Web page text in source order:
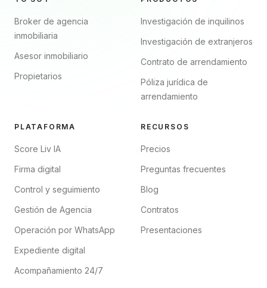
Broker de agencia
inmobiliaria
Asesor inmobiliario
Propietarios
Investigación de inquilinos
Investigación de extranjeros
Contrato de arrendamiento
Póliza jurídica de
arrendamiento
PLATAFORMA
Score Liv IA
Firma digital
Control y seguimiento
Gestión de Agencia
Operación por WhatsApp
Expediente digital
Acompañamiento 24/7
RECURSOS
Precios
Preguntas frecuentes
Blog
Contratos
Presentaciones